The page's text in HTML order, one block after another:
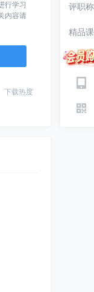
行学习
内容请
下载热度
评职称
精品课